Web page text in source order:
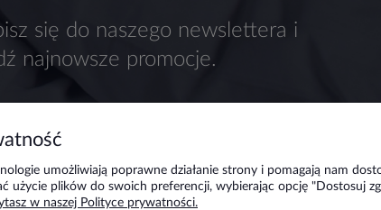
się do naszego newslettera i
najnowsze promocje.
Moje konto Płatności i dostawa
umożliwiają poprawne działanie strony i pomagają nam
użycie plików do swoich preferencji, wybierając opcję "Dostosuj
w naszej Polityce prywatności.